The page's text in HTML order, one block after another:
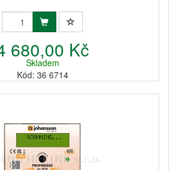
680,00 Kč
Skladem
Kód: 36 6714